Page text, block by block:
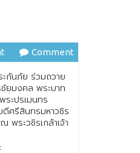
บีดา” แถลงข่าว
จกรรมการยก
หารไทยพื้นถิ่นสู่
ลก “Thai Local
World Food”
Food”
Comment
กันภัย ร่วมถวาย
ยมงคล พระบาท
ระปรเมนทร
ดีศรีสินทรมหาวชิร
พระวชิรเกล้าเจ้า